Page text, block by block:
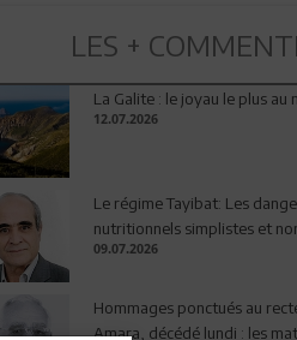
LES +
La Galite : le joyau le plus
12.07.2026
Le régime Tayibat: Les
nutritionnels simplistes et
09.07.2026
Hommages ponctués au
Amara, décédé lundi : les